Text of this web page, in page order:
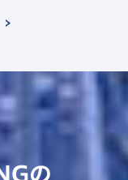
の